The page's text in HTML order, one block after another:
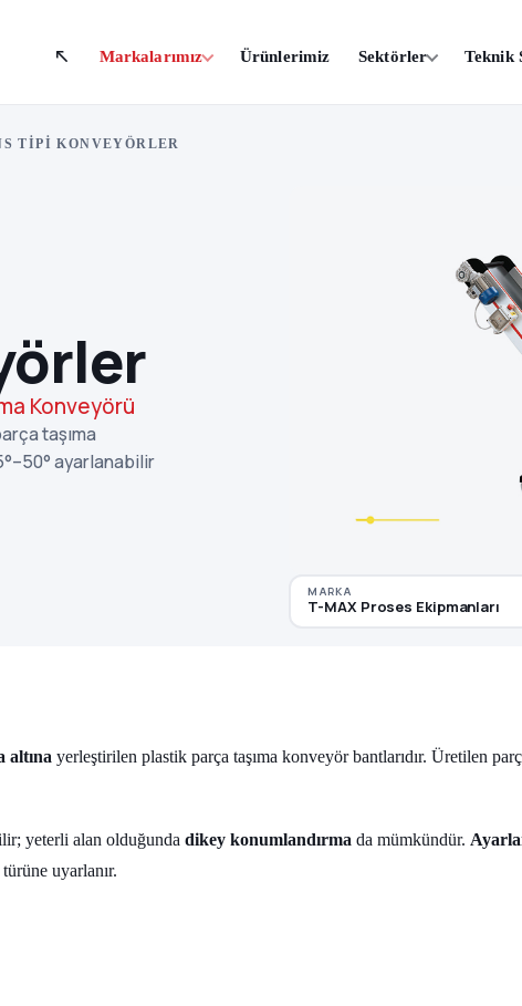
Markalarımız Ürünlerimiz Sektörler Teknik
TIPI KONVEYÖRLER
Konveyörü
taşıma
ayarlanabilir
MARKA
T-MAX Proses Ekipmanları
altına yerleştirilen plastik parça taşıma konveyör bantlarıdır. Üretilen
yeterli alan olduğunda dikey konumlandırma da mümkündür.
uyarlanır.